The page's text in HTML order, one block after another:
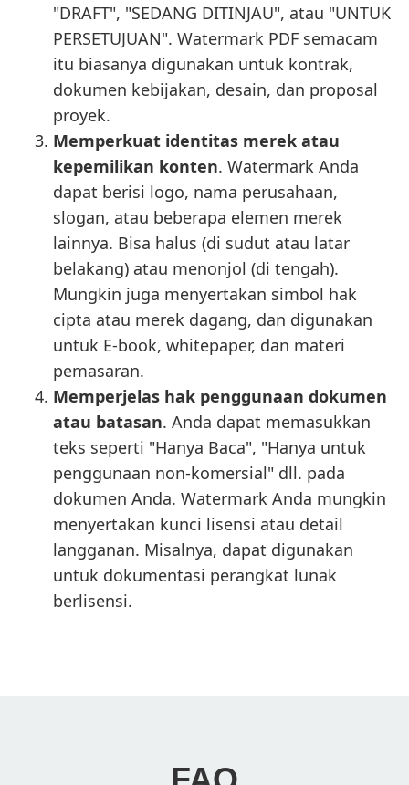
"DRAFT", "SEDANG DITINJAU", atau "UNTUK
PERSETUJUAN". Watermark PDF semacam
itu biasanya digunakan untuk kontrak,
dokumen kebijakan, desain, dan proposal
proyek.
Memperkuat identitas merek atau
kepemilikan konten. Watermark Anda
dapat berisi logo, nama perusahaan,
slogan, atau beberapa elemen merek
lainnya. Bisa halus (di sudut atau latar
belakang) atau menonjol (di tengah).
Mungkin juga menyertakan simbol hak
cipta atau merek dagang, dan digunakan
untuk E-book, whitepaper, dan materi
pemasaran.
Memperjelas hak penggunaan dokumen
atau batasan. Anda dapat memasukkan
teks seperti "Hanya Baca", "Hanya untuk
penggunaan non-komersial" dll. pada
dokumen Anda. Watermark Anda mungkin
menyertakan kunci lisensi atau detail
langganan. Misalnya, dapat digunakan
untuk dokumentasi perangkat lunak
berlisensi.